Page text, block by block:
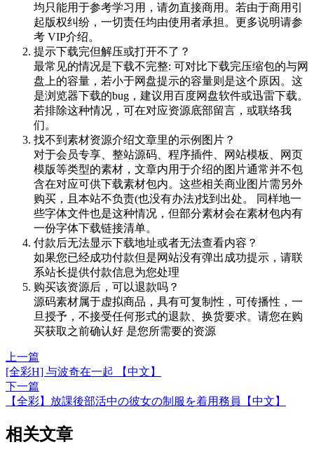
均只能用于参考学习用，请勿直接商用。若由于商用引
起版权纠纷，一切责任均由使用者承担。更多说明请参
考 VIP介绍。
提示下载完但解压或打开不了？
最常见的情况是下载不完整: 可对比下载完压缩包的与网
盘上的容量，若小于网盘提示的容量则是这个原因。这
是浏览器下载的bug，建议用百度网盘软件或迅雷下载。
若排除这种情况，可在对应资源底部留言，或联络我
们。
找不到素材资源介绍文章里的示例图片？
对于会员专享、整站源码、程序插件、网站模板、网页
模版等类型的素材，文章内用于介绍的图片通常并不包
含在对应可供下载素材包内。这些相关商业图片需另外
购买，且本站不负责(也没有办法)找到出处。 同样地一
些字体文件也是这种情况，但部分素材会在素材包内有
一份字体下载链接清单。
付款后无法显示下载地址或者无法查看内容？
如果您已经成功付款但是网站没有弹出成功提示，请联
系站长提供付款信息为您处理
购买该资源后，可以退款吗？
源码素材属于虚拟商品，具有可复制性，可传播性，一
旦授予，不接受任何形式的退款、换货要求。请您在购
买获取之前确认好 是您所需要的资源
上一篇
[全彩H] 与波奇在一起 【中文】
下一篇
【全彩】放課後部活中の彼女の制服を着用務員【中文】
相关文章